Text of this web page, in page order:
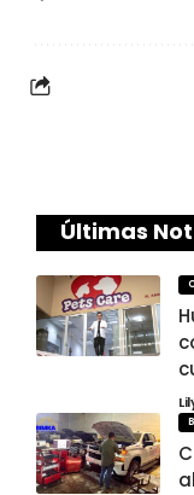
Últimas